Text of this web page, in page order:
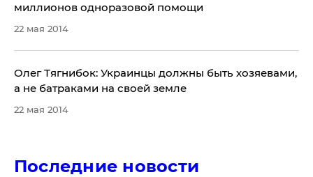
миллионов одноразовой помощи
22 мая 2014
Олег Тягнибок: Украинцы должны быть хозяевами,
а не батраками на своей земле
22 мая 2014
Последние новости